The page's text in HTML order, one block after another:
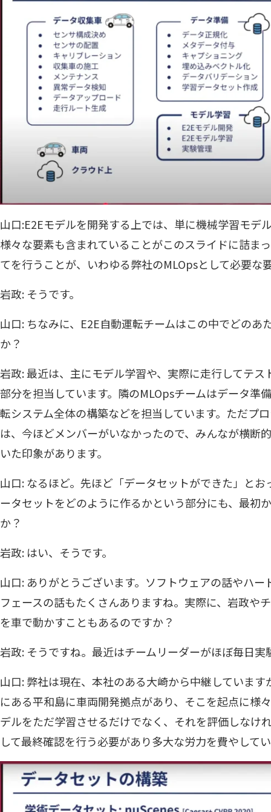
山口:E2Eモデルを開発する上では、単に機械学習モデ
様々な要素も含まれていることがこのスライドに詰ま
てを行うことが、いわゆる弊社のMLOpsとして必要な
岩政: そうです。
山口: ちなみに、E2E自動運転チームはこの中でどのあ
か？
岩政: 最近は、主にモデル学習や、実際に走行してテ
部分を担当しています。隣のMLOpsチームはデータ準
転システム全体の構築などを担当しています。ただプ
は、今ほどメンバーがいなかったので、みんなが横断
いた印象があります。
山口: なるほど。先ほど「データセットができた」と
ータセットをどのように作るかという部分にも、最初
か？
岩政: はい、そうです。
山口: ありがとうございます。ソフトウェアの話やハ
フェースの話もたくさんありますね。実際に、岩政や
を車で動かすこともあるのですか？
岩政: そうですね。最近はチームリーダーがほぼ毎日実
山口: 弊社は現在、本社のある大崎から中継していま
にある平和島に車両開発拠点があり、そこを起点に様
デルをただ学習させるだけでなく、それを評価しなけ
して最終確認を行う必要があり多大な労力を費やして